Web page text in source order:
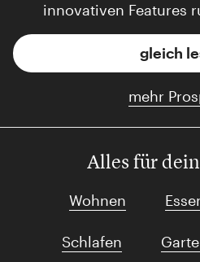
innovativen Features
gleich
mehr
Alles für
Wohnen
Schlafen